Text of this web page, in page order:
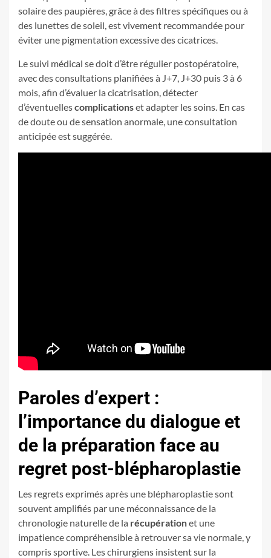
solaire des paupières, grâce à des filtres spécifiques ou à
des lunettes de soleil, est vivement recommandée pour
éviter une pigmentation excessive des cicatrices.
Le suivi médical se doit d’être régulier postopératoire,
avec des consultations planifiées à J+7, J+30 puis 3 à 6
mois, afin d’évaluer la cicatrisation, détecter
d’éventuellescomplicationset adapter les soins. En cas
de doute ou de sensation anormale, une consultation
anticipée est suggérée.
Paroles d’expert :
l’importance du dialogue et
de la préparation face au
regret post-blépharoplastie
Les regrets exprimés après une blépharoplastie sont
souvent amplifiés par une méconnaissance de la
chronologie naturelle de la récupérationet une
impatience compréhensible à retrouver sa vie normale, y
compris sportive. Les chirurgiens insistent sur la